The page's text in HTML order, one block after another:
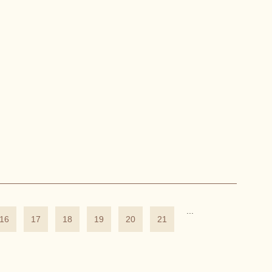
16 17 18 19 20 21
...